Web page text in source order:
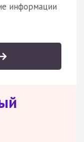
информации